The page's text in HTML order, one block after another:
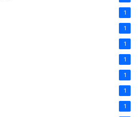
1
1
1
1
1
1
1